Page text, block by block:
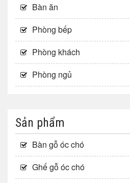
Bàn ăn
Phòng bếp
Phòng khách
Phòng ngủ
Sản phẩm
Bàn gỗ óc chó
Ghế gỗ óc chó